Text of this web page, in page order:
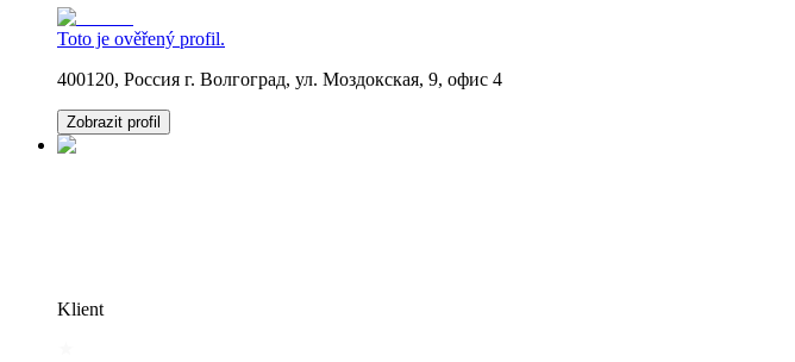
Toto je ověřený profil.
400120, Россия г. Волгоград, ул. Моздокская, 9, офис 4
Zobrazit profil
Klient